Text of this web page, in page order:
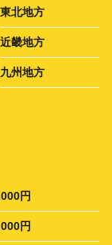
東北地方
近畿地方
九州地方
円
円